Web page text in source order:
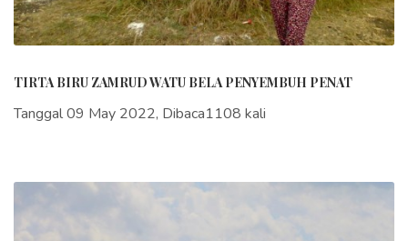
TIRTA BIRU ZAMRUD WATU BELA PENYEMBUH PENAT
Tanggal 09 May 2022, Dibaca1108 kali